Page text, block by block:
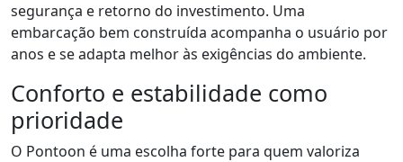
segurança e retorno do investimento. Uma
embarcação bem construída acompanha o usuário por
anos e se adapta melhor às exigências do ambiente.
Conforto e estabilidade como
prioridade
O Pontoon é uma escolha forte para quem valoriza